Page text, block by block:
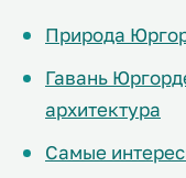
Природа
Гавань
архитектура
Самые